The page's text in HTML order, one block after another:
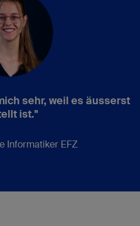
sehr, weil es äusserst
ist."
Informatiker EFZ